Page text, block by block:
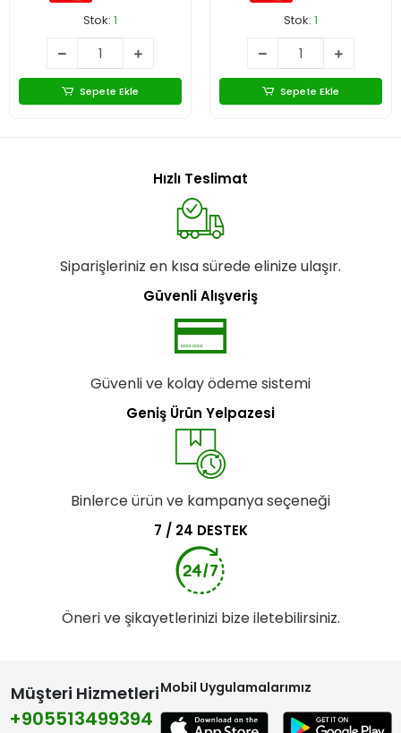
Stok: 1
Sepete Ekle
Stok: 1
Sepete Ekle
Hızlı Teslimat
Siparişleriniz en kısa sürede elinize ulaşır.
Güvenli Alışveriş
Güvenli ve kolay ödeme sistemi
Geniş Ürün Yelpazesi
Binlerce ürün ve kampanya seçeneği
7 / 24 DESTEK
Öneri ve şikayetlerinizi bize iletebilirsiniz.
Müşteri Hizmetleri
+905513499394
Mobil Uygulamalarımız